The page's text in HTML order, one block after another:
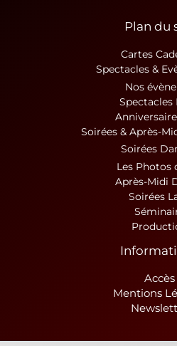
Plan du
Cartes
Spectacles &
Nos
Spectacles
Soirées & Après-
Soirées
Les Photos
Après-Midi
Soirées
Accès
Mentions